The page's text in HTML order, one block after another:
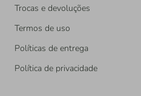
Trocas e devoluções
Termos de uso
Políticas de entrega
Política de privacidade